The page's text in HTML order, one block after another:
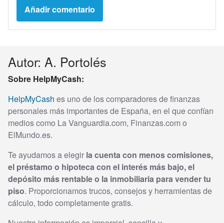
Autor: A. Portolés
Sobre HelpMyCash:
HelpMyCash es uno de los comparadores de finanzas
personales más importantes de España, en el que confían
medios como La Vanguardia.com, Finanzas.com o
ElMundo.es.
Te ayudamos a elegir la cuenta con menos comisiones,
el préstamo o hipoteca con el interés más bajo, el
depósito más rentable o la inmobiliaria para vender tu
piso. Proporcionamos trucos, consejos y herramientas de
cálculo, todo completamente gratis.